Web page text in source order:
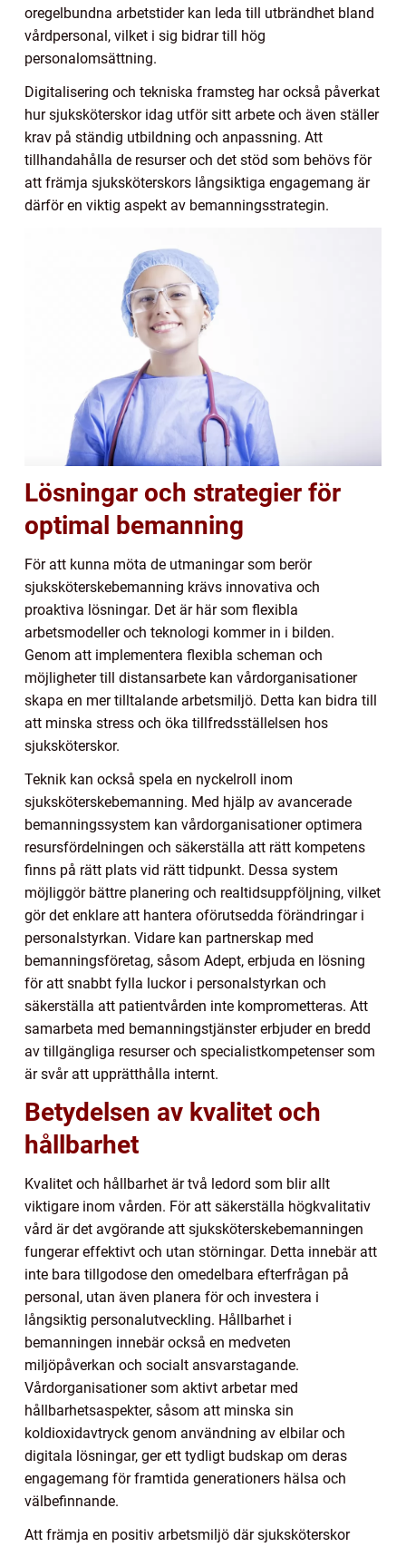
oregelbundna arbetstider kan leda till utbrändhet bland
vårdpersonal, vilket i sig bidrar till hög
personalomsättning.
Digitalisering och tekniska framsteg har också påverkat
hur sjuksköterskor idag utför sitt arbete och även ställer
krav på ständig utbildning och anpassning. Att
tillhandahålla de resurser och det stöd som behövs för
att främja sjuksköterskors långsiktiga engagemang är
därför en viktig aspekt av bemanningsstrategin.
Lösningar och strategier för
optimal bemanning
För att kunna möta de utmaningar som berör
sjuksköterskebemanning krävs innovativa och
proaktiva lösningar. Det är här som flexibla
arbetsmodeller och teknologi kommer in i bilden.
Genom att implementera flexibla scheman och
möjligheter till distansarbete kan vårdorganisationer
skapa en mer tilltalande arbetsmiljö. Detta kan bidra till
att minska stress och öka tillfredsställelsen hos
sjuksköterskor.
Teknik kan också spela en nyckelroll inom
sjuksköterskebemanning. Med hjälp av avancerade
bemanningssystem kan vårdorganisationer optimera
resursfördelningen och säkerställa att rätt kompetens
finns på rätt plats vid rätt tidpunkt. Dessa system
möjliggör bättre planering och realtidsuppföljning, vilket
gör det enklare att hantera oförutsedda förändringar i
personalstyrkan. Vidare kan partnerskap med
bemanningsföretag, såsom Adept, erbjuda en lösning
för att snabbt fylla luckor i personalstyrkan och
säkerställa att patientvården inte komprometteras. Att
samarbeta med bemanningstjänster erbjuder en bredd
av tillgängliga resurser och specialistkompetenser som
är svår att upprätthålla internt.
Betydelsen av kvalitet och
hållbarhet
Kvalitet och hållbarhet är två ledord som blir allt
viktigare inom vården. För att säkerställa högkvalitativ
vård är det avgörande att sjuksköterskebemanningen
fungerar effektivt och utan störningar. Detta innebär att
inte bara tillgodose den omedelbara efterfrågan på
personal, utan även planera för och investera i
långsiktig personalutveckling. Hållbarhet i
bemanningen innebär också en medveten
miljöpåverkan och socialt ansvarstagande.
Vårdorganisationer som aktivt arbetar med
hållbarhetsaspekter, såsom att minska sin
koldioxidavtryck genom användning av elbilar och
digitala lösningar, ger ett tydligt budskap om deras
engagemang för framtida generationers hälsa och
välbefinnande.
Att främja en positiv arbetsmiljö där sjuksköterskor